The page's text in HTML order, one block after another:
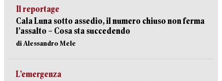
Il reportage
Cala Luna sotto assedio, il numero chiuso non ferma
l’assalto – Cosa sta succedendo
di Alessandro Mele
L’emergenza